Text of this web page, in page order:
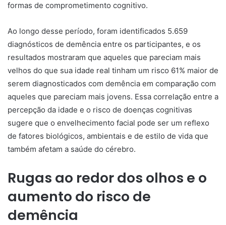
formas de comprometimento cognitivo.
Ao longo desse período, foram identificados 5.659
diagnósticos de demência entre os participantes, e os
resultados mostraram que aqueles que pareciam mais
velhos do que sua idade real tinham um risco 61% maior de
serem diagnosticados com demência em comparação com
aqueles que pareciam mais jovens. Essa correlação entre a
percepção da idade e o risco de doenças cognitivas
sugere que o envelhecimento facial pode ser um reflexo
de fatores biológicos, ambientais e de estilo de vida que
também afetam a saúde do cérebro.
Rugas ao redor dos olhos e o
aumento do risco de
demência